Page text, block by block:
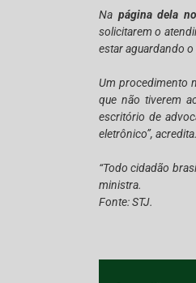
Na página dela
solicitarem o
estar aguardando o
Um procedimento
que não tiverem
escritório de
eletrônico”, acredita.
“Todo cidadão
ministra.
Fonte: STJ.